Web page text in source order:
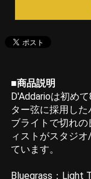
■商品説明
D'Addarioは初め
ター弦に採用した
ブライトで切れ
ィストがスタジ
ています。
Bluegrass：Light